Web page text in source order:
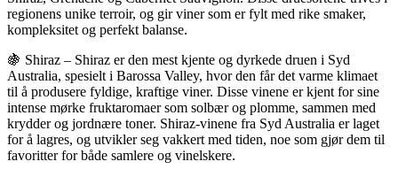
regionens unike terroir, og gir viner som er fylt med rike smaker,
kompleksitet og perfekt balanse.
🍇 Shiraz – Shiraz er den mest kjente og dyrkede druen i Syd
Australia, spesielt i Barossa Valley, hvor den får det varme klimaet
til å produsere fyldige, kraftige viner. Disse vinene er kjent for sine
intense mørke fruktaromaer som solbær og plomme, sammen med
krydder og jordnære toner. Shiraz-vinene fra Syd Australia er laget
for å lagres, og utvikler seg vakkert med tiden, noe som gjør dem til
favoritter for både samlere og vinelskere.